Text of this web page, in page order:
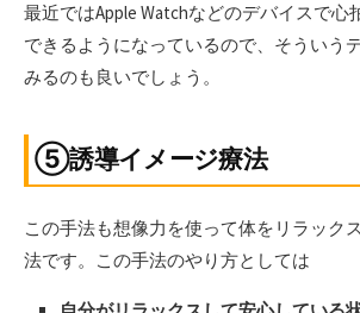
最近ではApple Watchなどのデバイスで心
できるようになっているので、そういう
みるのも良いでしょう。
⑤誘導イメージ療法
この手法も想像力を使って体をリラック
法です。この手法のやり方としては